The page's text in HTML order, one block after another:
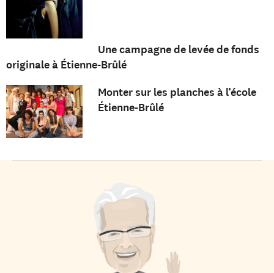
Une campagne de levée de fonds
originale à Étienne-Brûlé
Monter sur les planches à l’école
Étienne-Brûlé